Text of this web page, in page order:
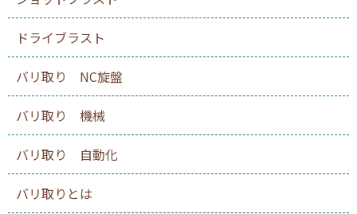
ドライブラスト
バリ取り NC旋盤
バリ取り 機械
バリ取り 自動化
バリ取りとは